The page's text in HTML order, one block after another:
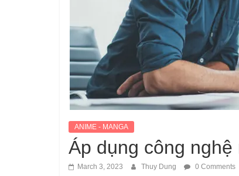
ANIME - MANGA
Áp dụng công
March 3, 2023 Thuy Dung 0 Comments